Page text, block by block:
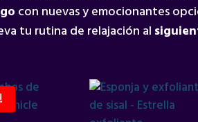
con nuevas y emocionantes
tu rutina de relajación al